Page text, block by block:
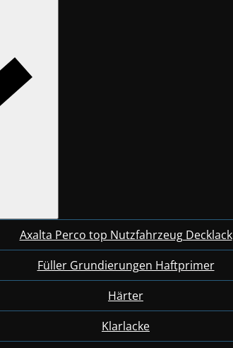
Axalta Perco top Nutzfahrzeug Decklack
Füller Grundierungen Haftprimer
Härter
Klarlacke